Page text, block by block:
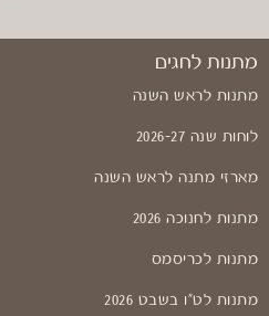
מתנות לחגים
מתנות לראש השנה
לוחות שנה 2026-27
מארזי מתנה לראש השנה
מתנות לחנוכה 2026
מתנות לכריסמס
מתנות לט"ו בשבט 2026